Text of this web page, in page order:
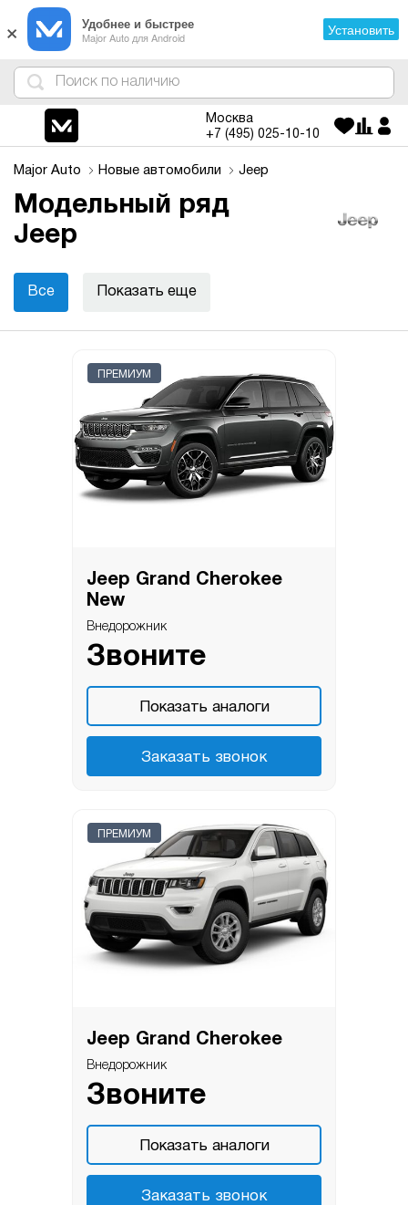
4
1
3
2
Москва
+7 (495) 025-10-10
Major Auto Новые автомобили Jeep
Модельный ряд
Jeep
Все Показать еще
ПРЕМИУМ
Jeep Grand Cherokee
New
Внедорожник
Звоните
Показать аналоги
Заказать звонок
ПРЕМИУМ
Jeep Grand Cherokee
Внедорожник
Звоните
Показать аналоги
Заказать звонок
× Удобнее и быстрее
Major Auto для Android Установить